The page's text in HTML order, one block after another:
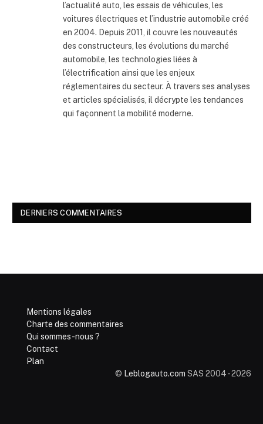
l’actualité auto, les essais de véhicules, les
voitures électriques et l’industrie automobile créé
en 2004. Depuis 2011, il couvre les nouveautés
des constructeurs, les évolutions du marché
automobile, les technologies liées à
l’électrification ainsi que les enjeux
réglementaires du secteur. À travers ses analyses
et articles spécialisés, il décrypte les tendances
qui façonnent la mobilité moderne.
DERNIERS COMMENTAIRES
Mentions légales
Charte des commentaires
Qui sommes-nous ?
Contact
Plan
© Leblogauto.com SAS 2004 - 2026